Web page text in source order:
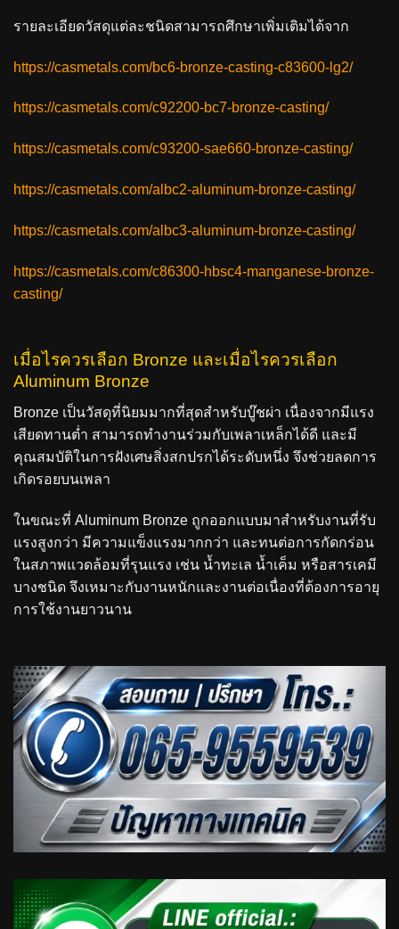
รายละเอียดวัสดุแต่ละชนิดสามารถศึกษาเพิ่มเติมได้จาก
https://casmetals.com/bc6-bronze-casting-c83600-lg2/
https://casmetals.com/c92200-bc7-bronze-casting/
https://casmetals.com/c93200-sae660-bronze-casting/
https://casmetals.com/albc2-aluminum-bronze-casting/
https://casmetals.com/albc3-aluminum-bronze-casting/
https://casmetals.com/c86300-hbsc4-manganese-bronze-
casting/
เมื่อไรควรเลือก Bronze และเมื่อไรควรเลือก
Aluminum Bronze
Bronze เป็นวัสดุที่นิยมมากที่สุดสำหรับบู๊ชผ่า เนื่องจากมีแรง
เสียดทานต่ำ สามารถทำงานร่วมกับเพลาเหล็กได้ดี และมี
คุณสมบัติในการฝังเศษสิ่งสกปรกได้ระดับหนึ่ง จึงช่วยลดการ
เกิดรอยบนเพลา
ในขณะที่ Aluminum Bronze ถูกออกแบบมาสำหรับงานที่รับ
แรงสูงกว่า มีความแข็งแรงมากกว่า และทนต่อการกัดกร่อน
ในสภาพแวดล้อมที่รุนแรง เช่น น้ำทะเล น้ำเค็ม หรือสารเคมี
บางชนิด จึงเหมาะกับงานหนักและงานต่อเนื่องที่ต้องการอายุ
การใช้งานยาวนาน